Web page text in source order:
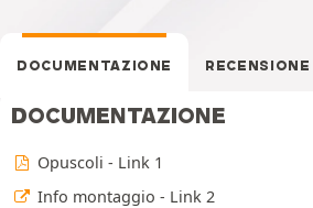
DOCUMENTAZIONE RECENSIONE
DOCUMENTAZIONE
Opuscoli - Link 1
Info montaggio - Link 2